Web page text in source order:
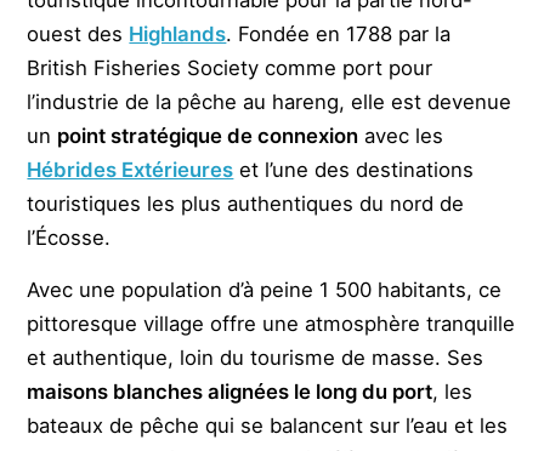
ouest des Highlands. Fondée en 1788 par la
British Fisheries Society comme port pour
l’industrie de la pêche au hareng, elle est devenue
un point stratégique de connexion avec les
Hébrides Extérieures et l’une des destinations
touristiques les plus authentiques du nord de
l’Écosse.
Avec une population d’à peine 1 500 habitants, ce
pittoresque village offre une atmosphère tranquille
et authentique, loin du tourisme de masse. Ses
maisons blanches alignées le long du port, les
bateaux de pêche qui se balancent sur l’eau et les